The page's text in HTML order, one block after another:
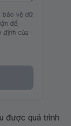
bảo vệ dữ
để
định của
được quá trình